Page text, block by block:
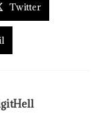
Twitter